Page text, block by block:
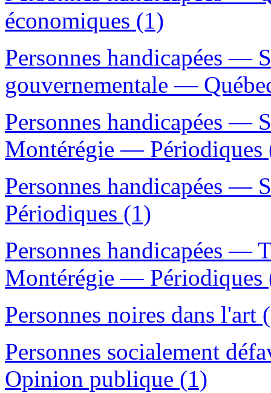
économiques (1)
Personnes handicapées —
gouvernementale —
Personnes handicapées
Montérégie — Périodiques
Personnes handicapées
Périodiques (1)
Personnes handicapées
Montérégie — Périodiques
Personnes noires dans l'art
Personnes socialement
Opinion publique (1)